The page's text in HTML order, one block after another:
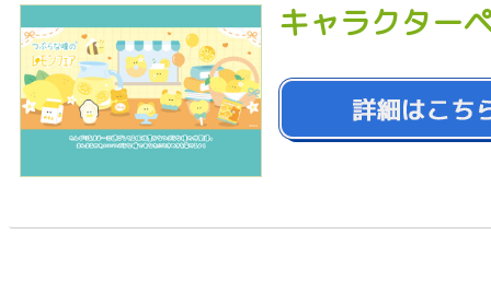
キャラクター